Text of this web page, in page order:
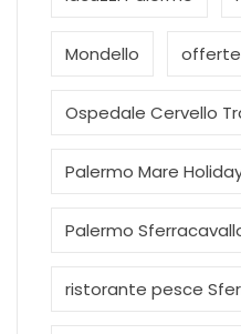
Mondello offerte
Ospedale Cervello
Palermo Mare
Palermo
ristorante pesce